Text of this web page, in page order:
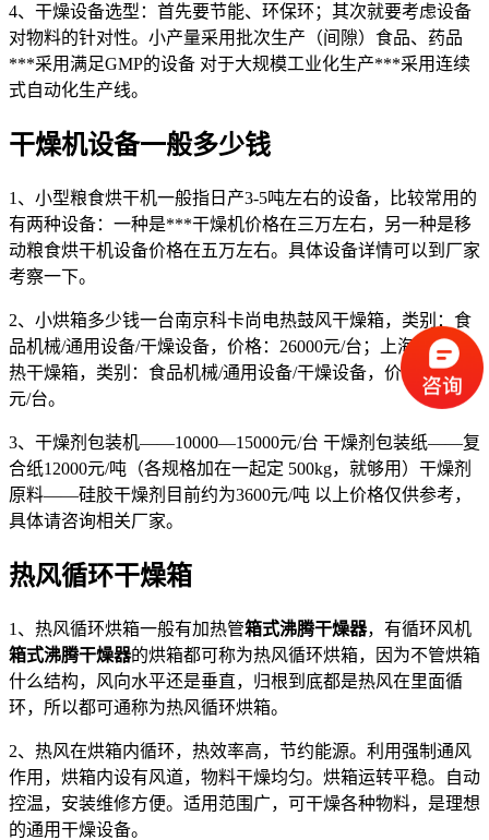
4、干燥设备选型：首先要节能、环保环；其次就要考虑设备
对物料的针对性。小产量采用批次生产（间隙）食品、药品
***采用满足GMP的设备 对于大规模工业化生产***采用连续
式自动化生产线。
干燥机设备一般多少钱
1、小型粮食烘干机一般指日产3-5吨左右的设备，比较常用的
有两种设备：一种是***干燥机价格在三万左右，另一种是移
动粮食烘干机设备价格在五万左右。具体设备详情可以到厂家
考察一下。
2、小烘箱多少钱一台南京科卡尚电热鼓风干燥箱，类别：食
品机械/通用设备/干燥设备，价格：26000元/台；上海博迅电
热干燥箱，类别：食品机械/通用设备/干燥设备，价格：12800
元/台。
3、干燥剂包装机——10000—15000元/台 干燥剂包装纸——复
合纸12000元/吨（各规格加在一起定 500kg，就够用）干燥剂
原料——硅胶干燥剂目前约为3600元/吨 以上价格仅供参考，
具体请咨询相关厂家。
热风循环干燥箱
1、热风循环烘箱一般有加热管箱式沸腾干燥器，有循环风机
箱式沸腾干燥器的烘箱都可称为热风循环烘箱，因为不管烘箱
什么结构，风向水平还是垂直，归根到底都是热风在里面循
环，所以都可通称为热风循环烘箱。
2、热风在烘箱内循环，热效率高，节约能源。利用强制通风
作用，烘箱内设有风道，物料干燥均匀。烘箱运转平稳。自动
控温，安装维修方便。适用范围广，可干燥各种物料，是理想
的通用干燥设备。